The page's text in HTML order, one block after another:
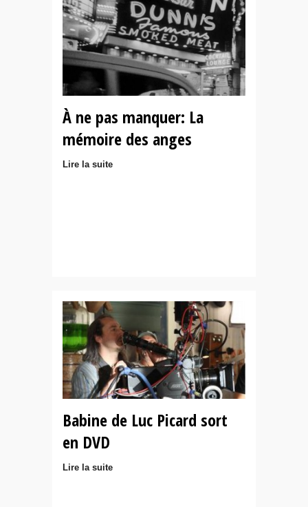
À ne pas manquer: La
mémoire des anges
Lire la suite
Babine de Luc Picard sort
en DVD
Lire la suite